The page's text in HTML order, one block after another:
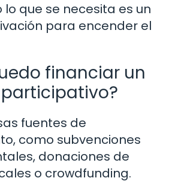
lo que se necesita es un
para encender el
financiar un
fuentes de
como subvenciones
donaciones de
o crowdfunding.